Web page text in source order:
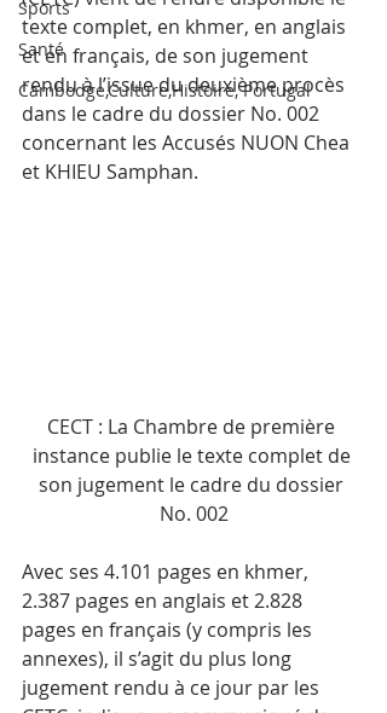
Sports
Santé
Cambodge,Culture,Histoire, Portugal
texte complet, en khmer, en anglais
et en français, de son jugement
rendu à l’issue du deuxième procès
dans le cadre du dossier No. 002
concernant les Accusés NUON Chea
et KHIEU Samphan.
CECT : La Chambre de première
instance publie le texte complet de
son jugement le cadre du dossier
No. 002
Avec ses 4.101 pages en khmer,
2.387 pages en anglais et 2.828
pages en français (y compris les
annexes), il s’agit du plus long
jugement rendu à ce jour par les